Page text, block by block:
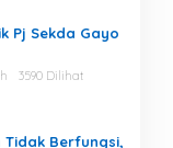
Pj Sekda Gayo
3590 Dilihat
Berfungsi,